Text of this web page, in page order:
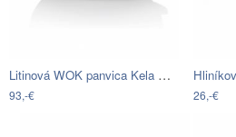
Litinová WOK panvica Kela Calido, ø 36…
93,-€ 26,-€